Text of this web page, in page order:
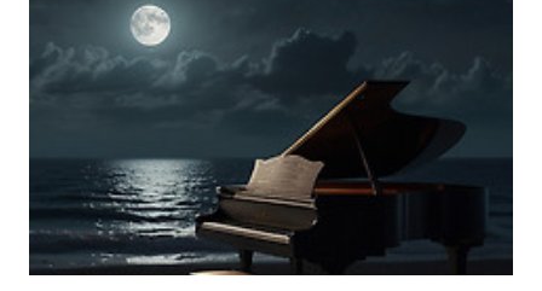
꾸준한 수요가 있는 것이 특징입니다 또한, 왁싱은 낮은 투자비용으로도
시작할 수 있는 창업 아이템으로, 초기 창업자에게 부담 없이 시장 진입
이 가능합니다 '투미쓰왁싱'은 고객들에게 전문적이고 친절한 서비스를
제공하여 손님들의 만족도를 높이고, 기존 고객들로부터의 추천으로 더